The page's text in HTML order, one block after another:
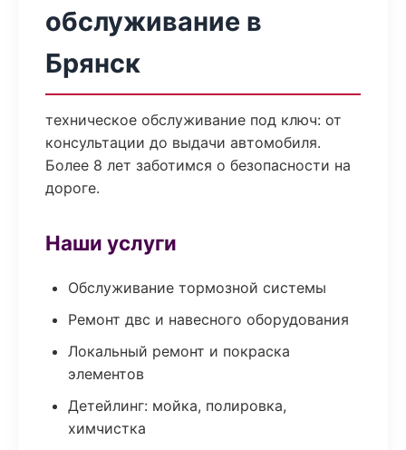
обслуживание в
Брянск
техническое обслуживание под ключ: от
консультации до выдачи автомобиля.
Более 8 лет заботимся о безопасности на
дороге.
Наши услуги
Обслуживание тормозной системы
Ремонт двс и навесного оборудования
Локальный ремонт и покраска
элементов
Детейлинг: мойка, полировка,
химчистка